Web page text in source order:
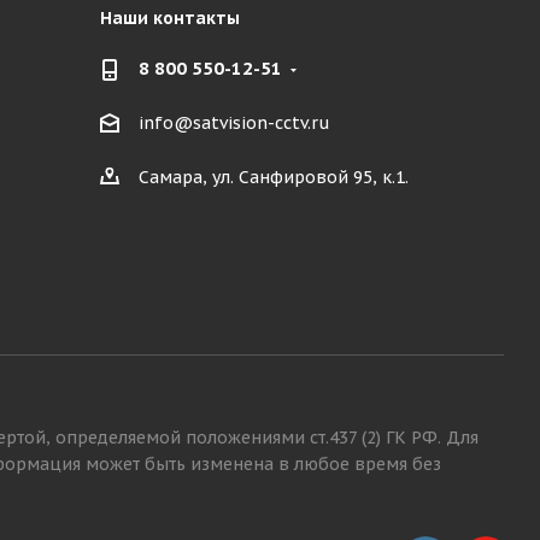
Наши контакты
8 800 550-12-51
info@satvision-cctv.ru
Самара, ул. Санфировой 95, к.1.
определяемой положениями ст.437 (2) ГК РФ. Для
может быть изменена в любое время без